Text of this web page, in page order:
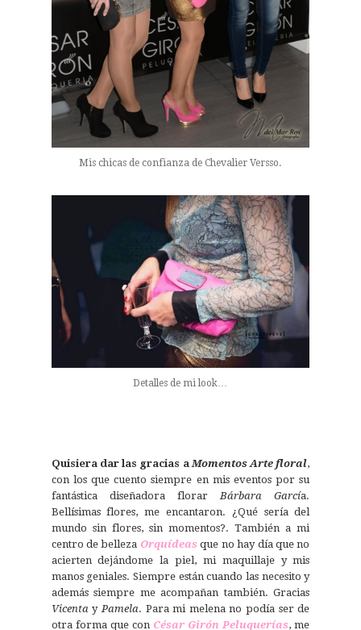
Mis chicas de confianza de Chevalier Versso.
Detalles de mi look…
Quisiera dar las gracias aMomentos Arte floral,
con los que cuento siempre en mis eventos por su
fantástica diseñadora florarBárbara García.
Bellísimas flores, me encantaron. ¿Qué sería del
mundo sin flores, sin momentos?. También a mi
centro de belleza Orquídeasque no hay día que no
acierten dejándome la piel, mi maquillaje y mis
manos geniales. Siempre están cuando las necesito y
además siempre me acompañan también. Gracias
VicentayPamela. Para mi melena no podía ser de
otra forma que con César Girón Peluquerías, me